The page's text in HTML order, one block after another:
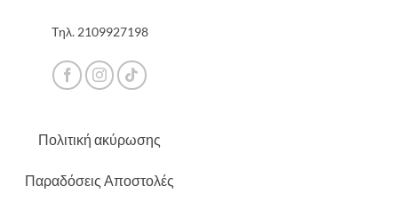
Τηλ.2109927198
Πολιτική ακύρωσης
Παραδόσεις Αποστολές